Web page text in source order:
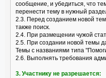
сообщение, и убедиться, что
перенести тему в нужный
2.3. Перед созданием новой
также поиск.
2.4. При размещении чужой
2.5. При создании новой темы
Темы с названиями типа
2.6. Выполнять требования
3. Участнику не разрешается: